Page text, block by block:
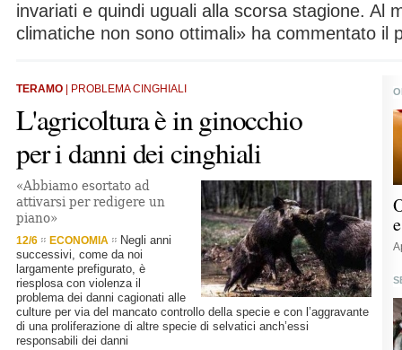
invariati e quindi uguali alla scorsa stagione. Al
climatiche non sono ottimali» ha commentato il
TERAMO | PROBLEMA CINGHIALI
L'agricoltura è in ginocchio
per i danni dei cinghiali
«Abbiamo esortato ad
attivarsi per redigere un
piano»
12/6 ECONOMIA
Negli anni
successivi, come da noi
largamente prefigurato, è
riesplosa con violenza il
problema dei danni cagionati alle
culture per via del mancato controllo della specie e con l’aggravante
di una proliferazione di altre specie di selvatici anch’essi
responsabili dei danni